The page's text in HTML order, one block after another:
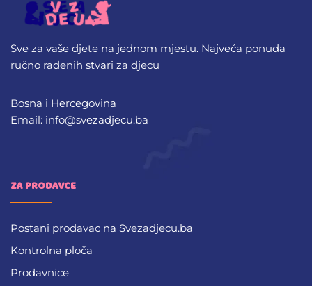
Sve za vaše djete na jednom mjestu. Najveća ponuda
ručno rađenih stvari za djecu
Bosna i Hercegovina
Email: info@svezadjecu.ba
ZA PRODAVCE
Postani prodavac na Svezadjecu.ba
Kontrolna ploča
Prodavnice